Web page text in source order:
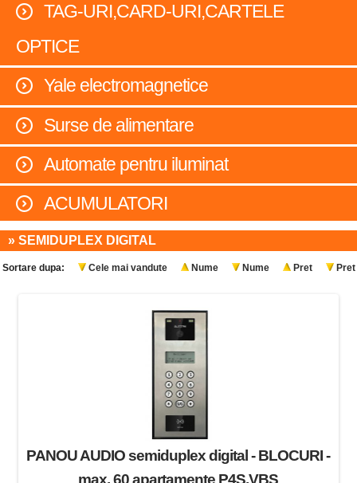
TAG-URI,CARD-URI,CARTELE
OPTICE
Yale electromagnetice
Surse de alimentare
Automate pentru iluminat
ACUMULATORI
» SEMIDUPLEX DIGITAL
Sortare dupa: Cele mai vandute Nume Nume Pret Pret
PANOU AUDIO semiduplex digital - BLOCURI -
max. 60 apartamente P4S.VBS